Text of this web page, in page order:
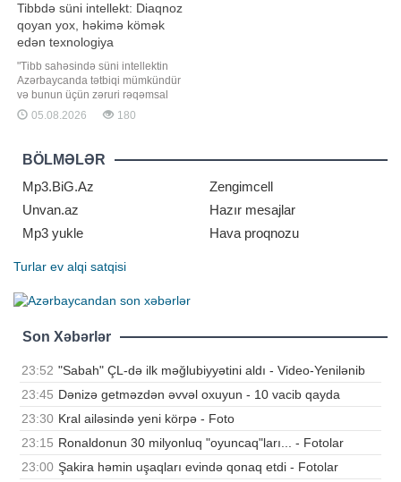
Tibbdə süni intellekt: Diaqnoz
qoyan yox, həkimə kömək
edən texnologiya
"Tibb sahəsində süni intellektin
Azərbaycanda tətbiqi mümkündür
və bunun üçün zəruri rəqəmsal
infrastruktur tədricən formalaşır.
Təsadüfi deyil ki, ölkədə qəbul
Süni İntellekt Strategiyası
çərçivəsində səhiyyədə tibbi
məlumatların vahid informasiya
mühitində inteqrasiyas
05.08.2026 180
BÖLMƏLƏR
Mp3.BiG.Az
Zengimcell
Unvan.az
Hazır mesajlar
Mp3 yukle
Hava proqnozu
Turlar ev alqi satqisi
Son Xəbərlər
23:52 "Sabah" ÇL-də ilk məğlubiyyətini aldı - Video-Yenilənib
23:45 Dənizə getməzdən əvvəl oxuyun - 10 vacib qayda
23:30 Kral ailəsində yeni körpə - Foto
23:15 Ronaldonun 30 milyonluq "oyuncaq"ları... - Fotolar
23:00 Şakira həmin uşaqları evində qonaq etdi - Fotolar